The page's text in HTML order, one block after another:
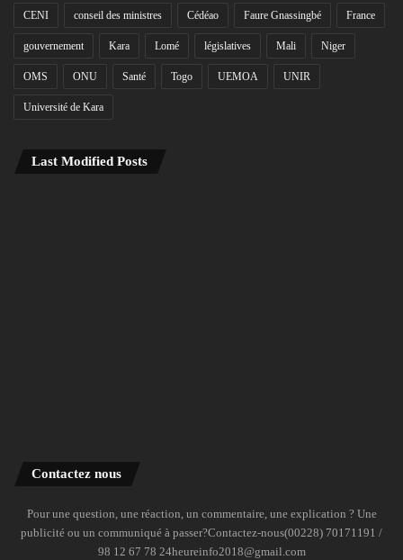
CENI conseil des ministres Cédéao Faure Gnassingbé France
gouvernement Kara Lomé législatives Mali Niger
OMS ONU Santé Togo UEMOA UNIR
Université de Kara
Last Modified Posts
Contactez nous
Pour une question, une réaction, un commentaire, une explication ? Une
publicité ou un communiqué à passer?Contactez-nous(00228) 70171191 /
98 12 67 78 24heureinfo2018@gmail.com